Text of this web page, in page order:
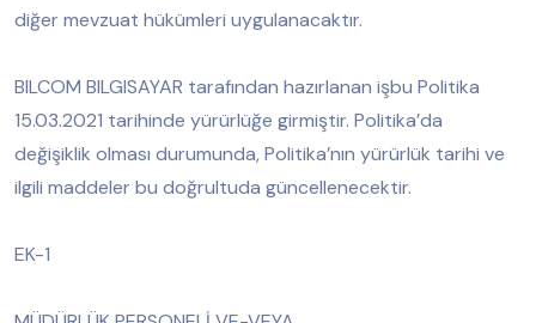
diğer mevzuat hükümleri uygulanacaktır.
BILCOM BILGISAYAR tarafından hazırlanan işbu Politika
15.03.2021 tarihinde yürürlüğe girmiştir. Politika’da
değişiklik olması durumunda, Politika’nın yürürlük tarihi ve
ilgili maddeler bu doğrultuda güncellenecektir.
EK-1